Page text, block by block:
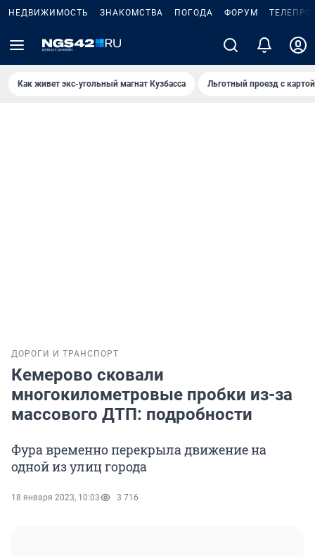
НЕДВИЖИМОСТЬ ЗНАКОМСТВА ПОГОДА ФОРУМ
Как живет экс-угольный магнат Кузбасса Льготный проезд с
ДОРОГИ И ТРАНСПОРТ
Кемерово сковали
многокилометровые пробки из-за
массового ДТП: подробности
Фура временно перекрыла движение на
одной из улиц города
18 января 2023, 10:03 3 716